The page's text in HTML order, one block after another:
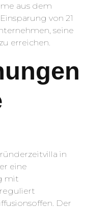
aus dem
von 21
seine
erreichen.
in
eine
mit
Der